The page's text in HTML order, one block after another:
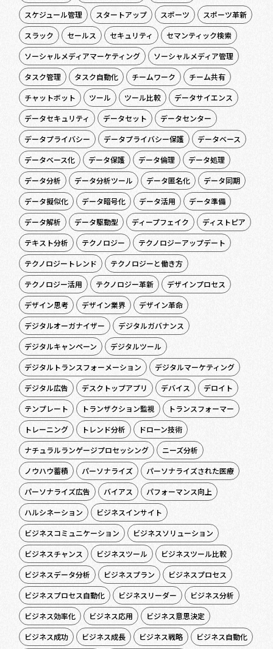
スケジュール管理 スタートアップ スポーツ
スポーツ革新
スラック
セールス セキュリティ
セマンティック検索
ソーシャルメディアマーケティング
ソーシャルメディア管理
タスク管理
タスク自動化 チームワーク
チーム共有
チャットボット
ツール ツール比較
データサイエンス
データセキュリティ
データセット
データセンター
データプライバシー
データプライバシー保護
データベース
データベース化
データ保護 データ倫理
データ処理
データ分析
データ分析ツール データ匿名化
データ同期
データ擬似化
データ暗号化 データ活用
データ準備
データ解析
データ駆動型 ディープフェイク
ディストピア
テキスト分析
テクノロジー
テクノロジーアップデート
テクノロジートレンド
テクノロジーと働き方
テクノロジー活用
テクノロジー革新
デザインプロセス
デザイン思考
デザイン業界
デザイン革命
デジタルオーガナイザー
デジタルガバナンス
デジタルキャンペーン
デジタルツール
デジタルトランスフォーメーション
デジタルマーケティング
デジタル広告
デスクトップアプリ デバイス
デロイト
テンプレート
トランザクション監視
トランスフォーマー
トレーニング
トレンド分析
ドローン技術
ナチュラルランゲージプロセッシング
ニーズ分析
ノウハウ蓄積
パーソナライズ
パーソナライズされた医療
パーソナライズ広告
バイアス
パフォーマンス向上
ハルシネーション
ビジネスインサイト
ビジネスコミュニケーション
ビジネスソリューション
ビジネスチャンス
ビジネスツール
ビジネスツール比較
ビジネスデータ分析
ビジネスプラン
ビジネスプロセス
ビジネスプロセス自動化
ビジネスリーダー
ビジネス分析
ビジネス効率化
ビジネス応用
ビジネス意思決定
ビジネス成功
ビジネス成長 ビジネス戦略
ビジネス自動化